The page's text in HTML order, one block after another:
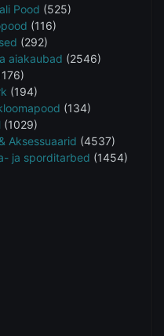
Pood (525)
(116)
(292)
aiakaubad (2546)
(194)
(134)
(1029)
Aksessuaarid (4537)
ja sporditarbed (1454)